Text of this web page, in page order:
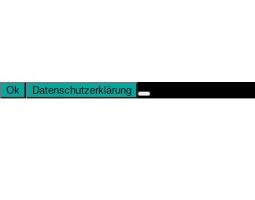
Ok Datenschutzerklärung